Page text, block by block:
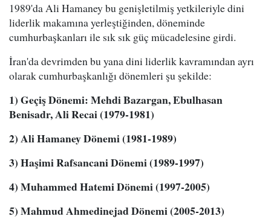
1989'da Ali Hamaney bu genişletilmiş yetkileriyle dini
liderlik makamına yerleştiğinden, döneminde
cumhurbaşkanları ile sık sık güç mücadelesine girdi.
İran'da devrimden bu yana dini liderlik kavramından ayrı
olarak cumhurbaşkanlığı dönemleri şu şekilde:
1) Geçiş Dönemi: Mehdi Bazargan, Ebulhasan
Benisadr, Ali Recai (1979-1981)
2) Ali Hamaney Dönemi (1981-1989)
3) Haşimi Rafsancani Dönemi (1989-1997)
4) Muhammed Hatemi Dönemi (1997-2005)
5) Mahmud Ahmedinejad Dönemi (2005-2013)